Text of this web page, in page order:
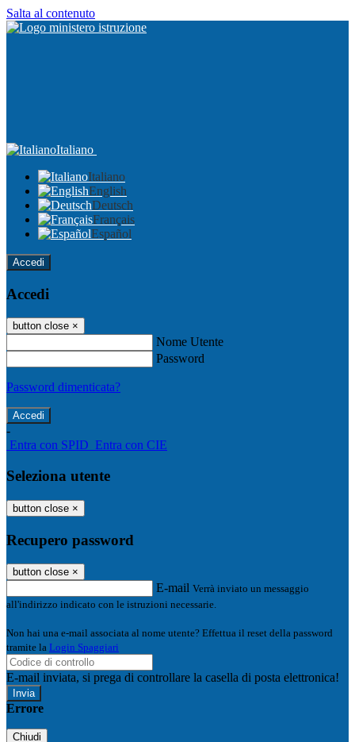
Salta al contenuto
Italiano
Italiano
English
Deutsch
Français
Español
Accedi
Accedi
button close ×
Nome Utente
Password
Password dimenticata?
-
Entra con SPID Entra con CIE
Seleziona utente
button close ×
Recupero password
button close ×
E-mail Verrà inviato un messaggio
all'indirizzo indicato con le istruzioni necessarie.
Non hai una e-mail associata al nome utente? Effettua il reset della password
tramite la Login Spaggiari
E-mail inviata, si prega di controllare la casella di posta elettronica!
Errore
Chiudi